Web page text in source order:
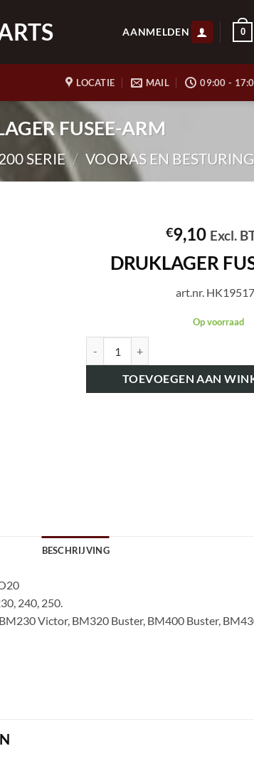
AANMELDEN 0
LOCATIE MAIL 09:00 -
FUSEE-ARM
SERIE / VOORAS EN BESTURING
€9,10 Excl.
DRUKLAGER
art.nr.
Op voorraad
TOEVOEGEN AAN
BESCHRIJVING
240, 250.
Victor, BM320 Buster, BM400 Buster,